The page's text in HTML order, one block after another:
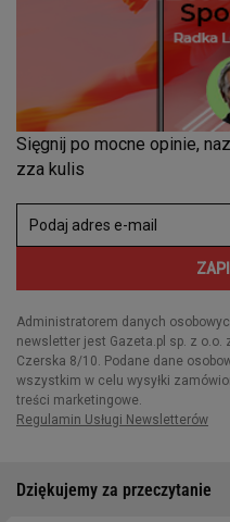
Dziękujemy za przeczytanie